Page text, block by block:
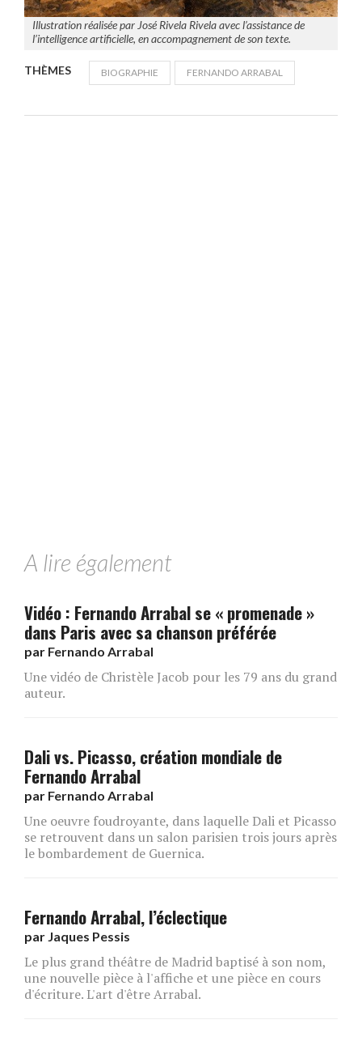
Illustration réalisée par José Rivela Rivela avec l’assistance de
l’intelligence artificielle, en accompagnement de son texte.
THÈMES BIOGRAPHIE FERNANDO ARRABAL
A lire également
Vidéo : Fernando Arrabal se « promenade »
dans Paris avec sa chanson préférée
par Fernando Arrabal
Une vidéo de Christèle Jacob pour les 79 ans du grand
auteur.
Dali vs. Picasso, création mondiale de
Fernando Arrabal
par Fernando Arrabal
Une oeuvre foudroyante, dans laquelle Dali et Picasso
se retrouvent dans un salon parisien trois jours après
le bombardement de Guernica.
Fernando Arrabal, l’éclectique
par Jaques Pessis
Le plus grand théâtre de Madrid baptisé à son nom,
une nouvelle pièce à l'affiche et une pièce en cours
d'écriture. L'art d'être Arrabal.